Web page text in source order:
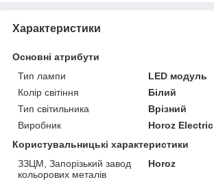
Характеристики
Основні атрибути
Тип лампи
LED модуль
Колір світіння
Білий
Тип світильника
Врізний
Виробник
Horoz Electric
Користувальницькі характеристики
ЗЗЦМ, Запорізький завод
кольорових металів
Horoz